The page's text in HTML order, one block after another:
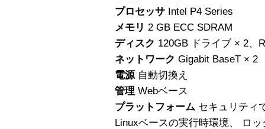
プロセッサ Intel P4 Series
メモリ 2 GB ECC SDRAM
ディスク 120GB ドライブ × 2、
ネットワーク Gigabit BaseT × 2
電源 自動切換え
管理 Webベース
プラットフォーム セキュリティ
Linuxベースの実行時環境、 ロ